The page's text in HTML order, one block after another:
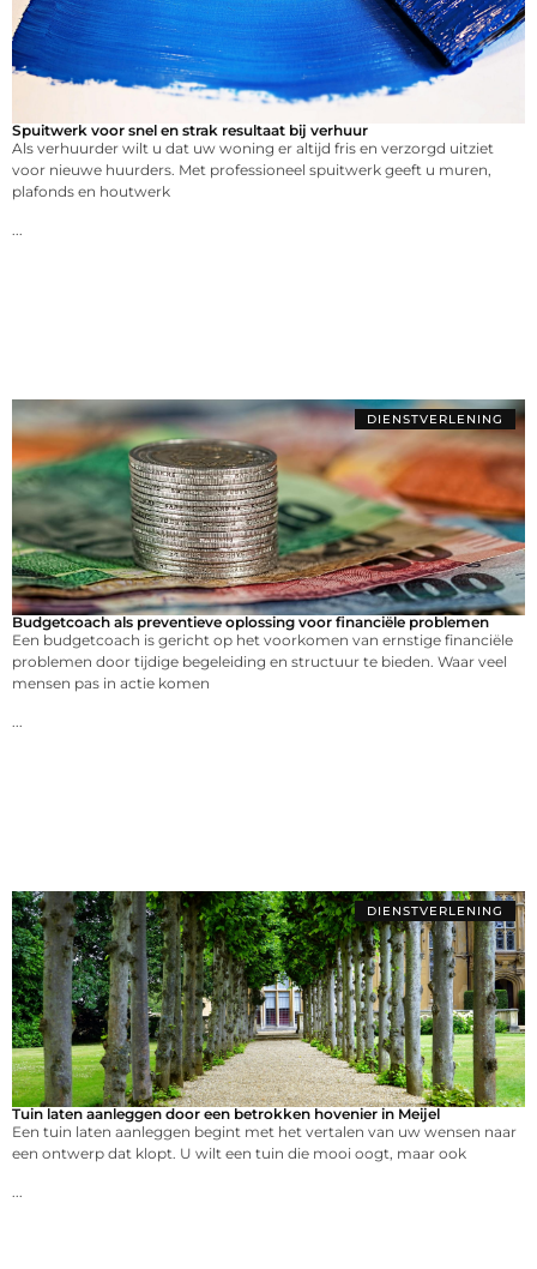
Spuitwerk voor snel en strak resultaat bij verhuur
Als verhuurder wilt u dat uw woning er altijd fris en verzorgd uitziet
voor nieuwe huurders. Met professioneel spuitwerk geeft u muren,
plafonds en houtwerk
...
DIENSTVERLENING
Budgetcoach als preventieve oplossing voor financiële problemen
Een budgetcoach is gericht op het voorkomen van ernstige financiële
problemen door tijdige begeleiding en structuur te bieden. Waar veel
mensen pas in actie komen
...
DIENSTVERLENING
Tuin laten aanleggen door een betrokken hovenier in Meijel
Een tuin laten aanleggen begint met het vertalen van uw wensen naar
een ontwerp dat klopt. U wilt een tuin die mooi oogt, maar ook
...